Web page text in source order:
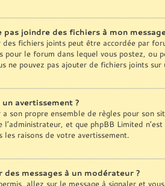
joindre des fichiers à mon
des fichiers joints peut être accordée par
pour le forum dans lequel vous postez, ou
ne pouvez pas ajouter de fichiers joints
avertissement ?
son propre ensemble de règles pour son
l’administrateur, et que phpBB Limited
les raisons de votre avertissement.
messages à un modérateur ?
allez sur le message à signaler et